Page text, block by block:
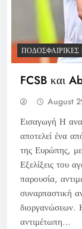
FCSB και
August
Εισαγωγή Η
αποτελεί ένα
της Ευρώπης, με
Εξελίξεις του
παρουσία,
συναρπαστική
διοργανώσεων.
αντιμέτωπη…